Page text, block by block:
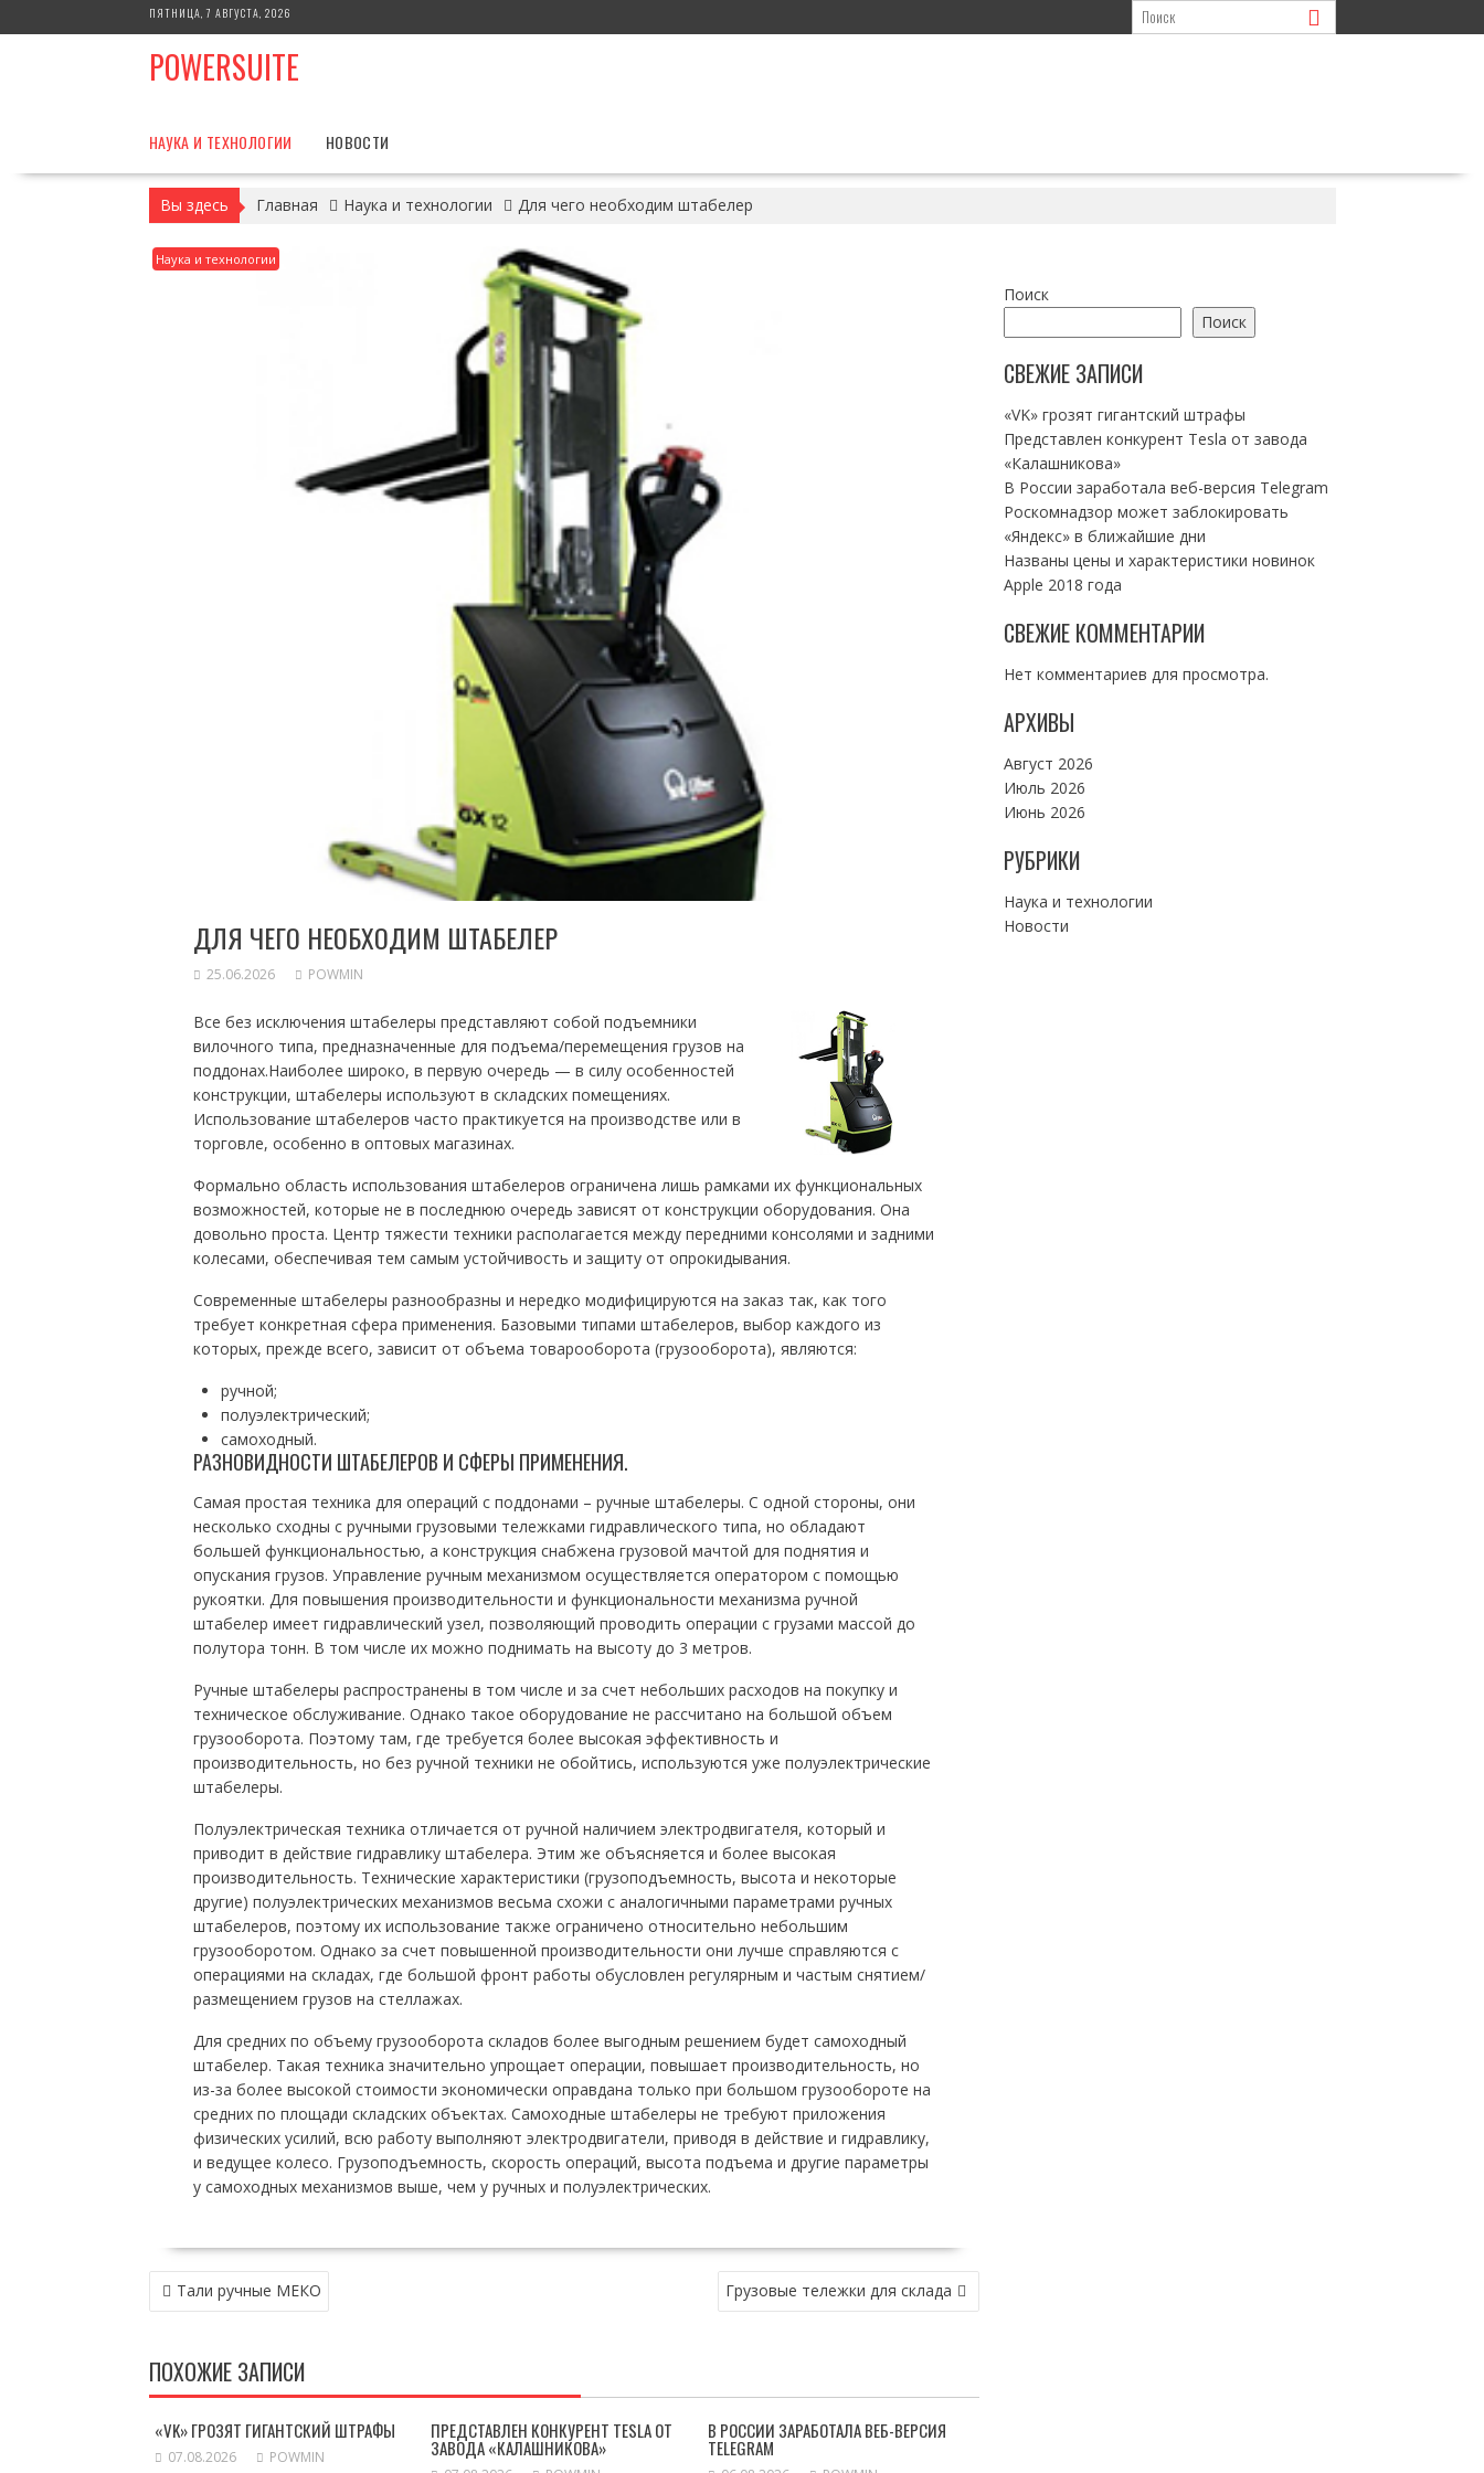
к
ПЯТНИЦА, 7 АВГУСТА, 2026
POWERSUITE
НАУКА И ТЕХНОЛОГИИ НОВОСТИ
Вы здесь Главная Наука и технологии Для чего необходим штабелер
Наука и технологии
ДЛЯ ЧЕГО НЕОБХОДИМ ШТАБЕЛЕР
25.06.2026 POWMIN
Все без исключения штабелеры представляют собой подъемники
вилочного типа, предназначенные для подъема/перемещения грузов на
поддонах.Наиболее широко, в первую очередь — в силу особенностей
конструкции, штабелеры используют в складских помещениях.
Использование штабелеров часто практикуется на производстве или в
торговле, особенно в оптовых магазинах.
Формально область использования штабелеров ограничена лишь рамками их функциональных
возможностей, которые не в последнюю очередь зависят от конструкции оборудования. Она
довольно проста. Центр тяжести техники располагается между передними консолями и задними
колесами, обеспечивая тем самым устойчивость и защиту от опрокидывания.
Современные штабелеры разнообразны и нередко модифицируются на заказ так, как того
требует конкретная сфера применения. Базовыми типами штабелеров, выбор каждого из
которых, прежде всего, зависит от объема товарооборота (грузооборота), являются:
ручной;
полуэлектрический;
самоходный.
РАЗНОВИДНОСТИ ШТАБЕЛЕРОВ И СФЕРЫ ПРИМЕНЕНИЯ.
Самая простая техника для операций с поддонами – ручные штабелеры. С одной стороны, они
несколько сходны с ручными грузовыми тележками гидравлического типа, но обладают
большей функциональностью, а конструкция снабжена грузовой мачтой для поднятия и
опускания грузов. Управление ручным механизмом осуществляется оператором с помощью
рукоятки. Для повышения производительности и функциональности механизма ручной
штабелер имеет гидравлический узел, позволяющий проводить операции с грузами массой до
полутора тонн. В том числе их можно поднимать на высоту до 3 метров.
Ручные штабелеры распространены в том числе и за счет небольших расходов на покупку и
техническое обслуживание. Однако такое оборудование не рассчитано на большой объем
грузооборота. Поэтому там, где требуется более высокая эффективность и
производительность, но без ручной техники не обойтись, используются уже полуэлектрические
штабелеры.
Полуэлектрическая техника отличается от ручной наличием электродвигателя, который и
приводит в действие гидравлику штабелера. Этим же объясняется и более высокая
производительность. Технические характеристики (грузоподъемность, высота и некоторые
другие) полуэлектрических механизмов весьма схожи с аналогичными параметрами ручных
штабелеров, поэтому их использование также ограничено относительно небольшим
грузооборотом. Однако за счет повышенной производительности они лучше справляются с
операциями на складах, где большой фронт работы обусловлен регулярным и частым снятием/
размещением грузов на стеллажах.
Для средних по объему грузооборота складов более выгодным решением будет самоходный
штабелер. Такая техника значительно упрощает операции, повышает производительность, но
из-за более высокой стоимости экономически оправдана только при большом грузообороте на
средних по площади складских объектах. Самоходные штабелеры не требуют приложения
физических усилий, всю работу выполняют электродвигатели, приводя в действие и гидравлику,
и ведущее колесо. Грузоподъемность, скорость операций, высота подъема и другие параметры
у самоходных механизмов выше, чем у ручных и полуэлектрических.
НАВИГАЦИЯ
ПО Тали ручные МЕКО Грузовые тележки для склада
ПОХОЖИЕ ЗАПИСИ
«VK» ГРОЗЯТ ГИГАНТСКИЙ ШТРАФЫ
07.08.2026 POWMIN
ПРЕДСТАВЛЕН КОНКУРЕНТ TESLA ОТ
ЗАВОДА «КАЛАШНИКОВА»
В РОССИИ ЗАРАБОТАЛА ВЕБ-ВЕРСИЯ
TELEGRAM
Поиск
Поиск
СВЕЖИЕ ЗАПИСИ
«VK» грозят гигантский штрафы
Представлен конкурент Tesla от завода
«Калашникова»
В России заработала веб-версия Telegram
Роскомнадзор может заблокировать
«Яндекс» в ближайшие дни
Названы цены и характеристики новинок
Apple 2018 года
СВЕЖИЕ КОММЕНТАРИИ
Нет комментариев для просмотра.
АРХИВЫ
Август 2026
Июль 2026
Июнь 2026
РУБРИКИ
Наука и технологии
Новости